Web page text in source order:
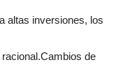
altas inversiones, los
de